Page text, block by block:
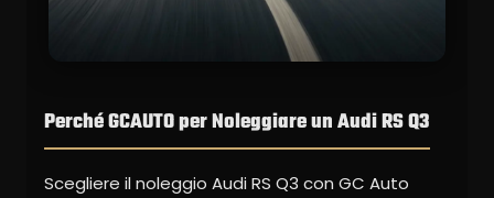
Perché GCAUTO per Noleggiare un Audi RS Q3
Scegliere il noleggio Audi RS Q3 con GC Auto